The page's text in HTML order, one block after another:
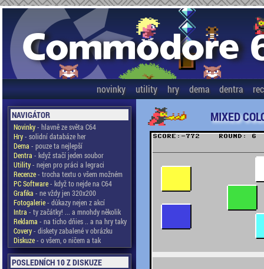
novinky utility hry dema dentra
NAVIGÁTOR
Novinky- hlavně ze světa C64
Hry- solidní databáze her
Dema - pouze ta nejlepší
Dentra - když stačí jeden soubor
Utility- nejen pro práci a legraci
Recenze- trocha textu o všem možném
PC Software- když to nejde na C64
Grafika - ne vždy jen 320x200
Fotogalerie- důkazy nejen z akcí
Intra - ty začátky! ... a mnohdy několik
Reklama - na ticho dňies .. a na hry taky
Covery- diskety zabalené v obrázku
Diskuze- o všem, o ničem a tak
POSLEDNÍCH 10 Z DISKUZE
MIXED